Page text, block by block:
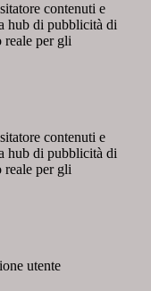
contenuti e
hub di pubblicità di
reale per gli
contenuti e
hub di pubblicità di
reale per gli
utente